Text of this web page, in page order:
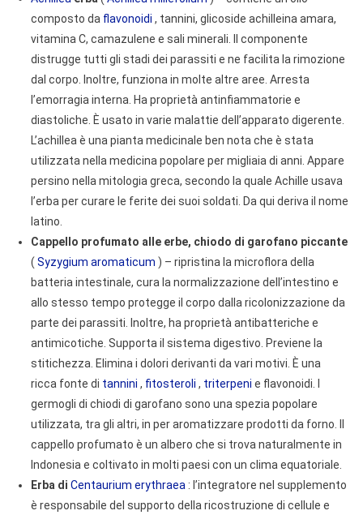
composto da flavonoidi , tannini, glicoside achilleina amara,
vitamina C, camazulene e sali minerali. Il componente
distrugge tutti gli stadi dei parassiti e ne facilita la rimozione
dal corpo. Inoltre, funziona in molte altre aree. Arresta
l’emorragia interna. Ha proprietà antinfiammatorie e
diastoliche. È usato in varie malattie dell’apparato digerente.
L’achillea è una pianta medicinale ben nota che è stata
utilizzata nella medicina popolare per migliaia di anni. Appare
persino nella mitologia greca, secondo la quale Achille usava
l’erba per curare le ferite dei suoi soldati. Da qui deriva il nome
latino.
Cappello profumato alle erbe, chiodo di garofano piccante
( Syzygium aromaticum ) – ripristina la microflora della
batteria intestinale, cura la normalizzazione dell’intestino e
allo stesso tempo protegge il corpo dalla ricolonizzazione da
parte dei parassiti. Inoltre, ha proprietà antibatteriche e
antimicotiche. Supporta il sistema digestivo. Previene la
stitichezza. Elimina i dolori derivanti da vari motivi. È una
ricca fonte di tannini , fitosteroli , triterpeni e flavonoidi. I
germogli di chiodi di garofano sono una spezia popolare
utilizzata, tra gli altri, in per aromatizzare prodotti da forno. Il
cappello profumato è un albero che si trova naturalmente in
Indonesia e coltivato in molti paesi con un clima equatoriale.
Erba di Centaurium erythraea : l’integratore nel supplemento
è responsabile del supporto della ricostruzione di cellule e